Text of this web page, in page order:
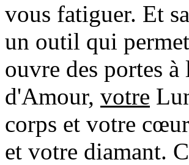
vous fatiguer. Et
un outil qui
ouvre des portes
d'Amour, votre
corps et votre
et votre diamant.